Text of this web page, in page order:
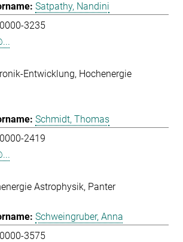
Satpathy, Nandini
3235
Entwicklung Hochenergie
Schmidt, Thomas
2419
Astrophysik Panter
Schweingruber, Anna
3575